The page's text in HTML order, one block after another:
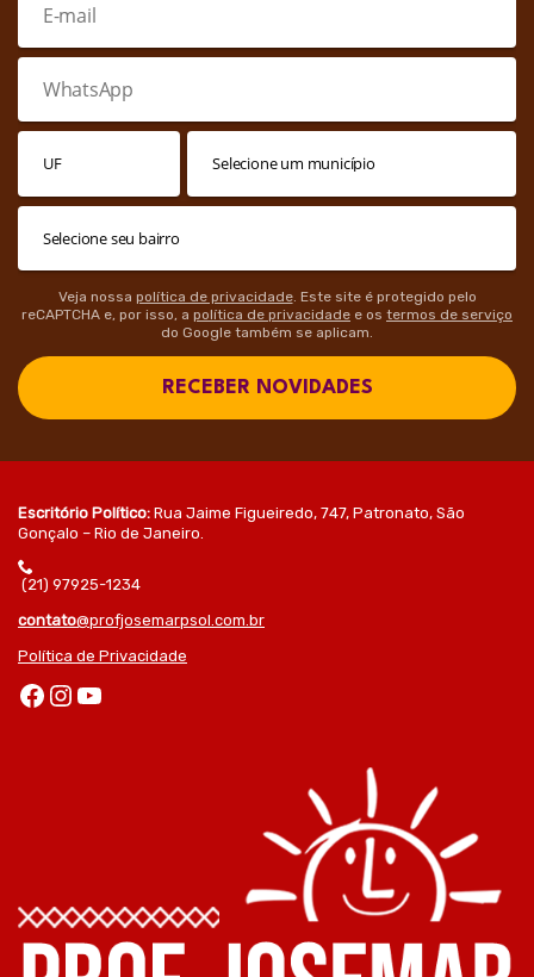
Veja nossa política de privacidade. Este site é protegido pelo
reCAPTCHA e, por isso, a política de privacidade e os termos de serviço
do Google também se aplicam.
RECEBER NOVIDADES
Escritório Político: Rua Jaime Figueiredo, 747, Patronato, São
Gonçalo – Rio de Janeiro.
(21) 97925-1234
contato@profjosemarpsol.com.br
Política de Privacidade
Facebook Instagram Youtube